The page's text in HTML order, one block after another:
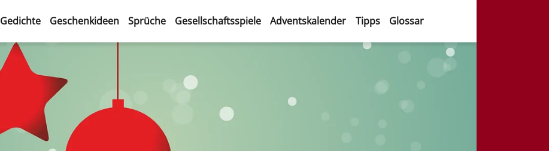
Gedichte Geschenkideen Sprüche Gesellschaftsspiele Adventskalender Tipps Glossar